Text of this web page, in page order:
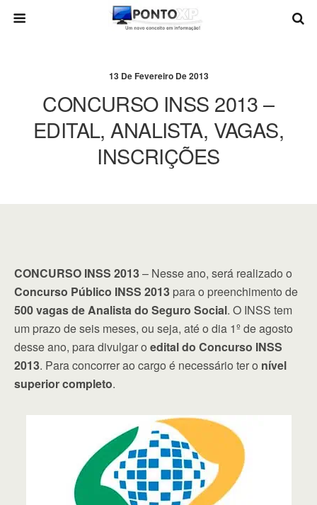
13 De Fevereiro De 2013
CONCURSO INSS 2013 –
EDITAL, ANALISTA, VAGAS,
INSCRIÇÕES
CONCURSO INSS 2013– Nesse ano, será realizado o
Concurso Público INSS 2013 para o preenchimento de
500 vagas de Analista do Seguro Social. O INSS tem
um prazo de seis meses, ou seja, até o dia 1º de agosto
desse ano, para divulgar o edital do Concurso INSS
2013. Para concorrer ao cargo é necessário ter o nível
superior completo.